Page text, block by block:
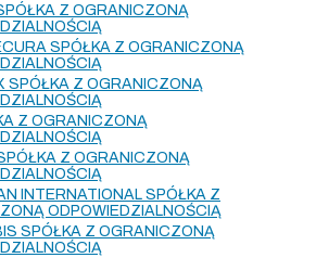
Z OGRANICZONĄ
SPÓŁKA Z OGRANICZONĄ
SPÓŁKA Z OGRANICZONĄ
Z OGRANICZONĄ
Z OGRANICZONĄ
INTERNATIONAL SPÓŁKA Z
ODPOWIEDZIALNOŚCIĄ
SPÓŁKA Z OGRANICZONĄ